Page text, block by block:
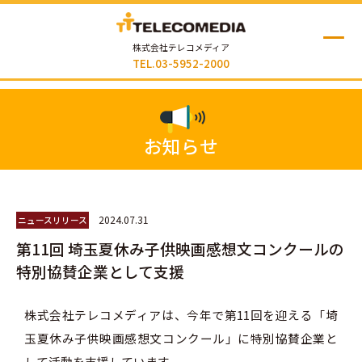
株式会社テレコメディア
TEL.03-5952-2000
お知らせ
ニュースリリース 2024.07.31
第11回 埼玉夏休み子供映画感想文コンクールの
特別協賛企業として支援
株式会社テレコメディアは、今年で第11回を迎える「埼
玉夏休み子供映画感想文コンクール」に特別協賛企業と